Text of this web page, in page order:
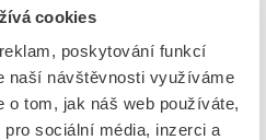
cookies
poskytování funkcí
naší návštěvnosti využíváme
o tom, jak náš web používáte,
sociální média, inzerci a
8600 ks